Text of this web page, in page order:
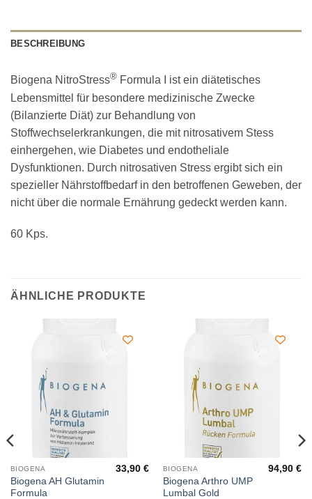
BESCHREIBUNG
Biogena NitroStress® Formula I ist ein diätetisches
Lebensmittel für besondere medizinische Zwecke
(Bilanzierte Diät) zur Behandlung von
Stoffwechselerkrankungen, die mit nitrosativem Stess
einhergehen, wie Diabetes und endotheliale
Dysfunktionen. Durch nitrosativen Stress ergibt sich ein
spezieller Nährstoffbedarf in den betroffenen Geweben, der
nicht über die normale Ernährung gedeckt werden kann.
60 Kps.
ÄHNLICHE PRODUKTE
BIOGENA
Biogena AH Glutamin
Formula
33,90€ BIOGENA
Biogena Arthro UMP
Lumbal Gold
94,90€